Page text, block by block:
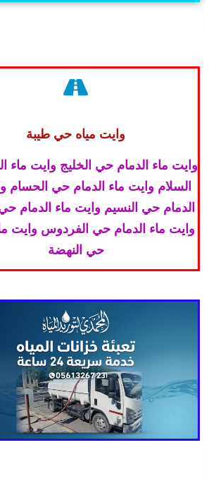
وايت مياه حي طيبة
وايت ماء الدمام حي الخليج وايت ماء
السلام وايت ماء الدمام حي الحسام
الدمام حي النسيم وايت ماء الدمام
وايت ماء الدمام حي الفردوس وايت
حي النهضة